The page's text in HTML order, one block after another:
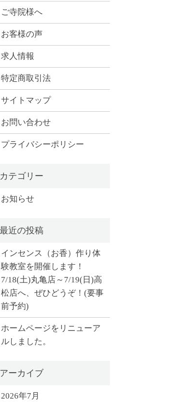
ご寺院様へ
お客様の声
求人情報
特定商取引法
サイトマップ
お問い合わせ
プライバシーポリシー
お知らせ
インセンス（お香）作り体
験教室を開催します！
7/18(土)丸亀店～7/19(日)高
松店へ、ぜひどうぞ！(要事
前予約)
ホームページをリニューア
ルしました。
2026年7月